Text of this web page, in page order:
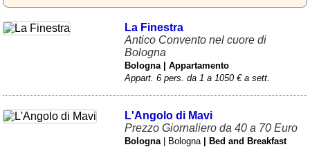
La Finestra
Antico Convento nel cuore di
Bologna
Bologna | Appartamento
Appart. 6 pers. da 1 a 1050 € a sett.
L'Angolo di Mavi
Prezzo Giornaliero da 40 a 70 Euro
Bologna | Bologna| Bed and Breakfast